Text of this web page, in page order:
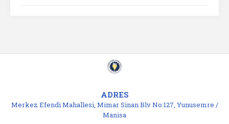
ADRES
Merkez Efendi Mahallesi, Mimar Sinan Blv No:127, Yunusemre /
Manisa